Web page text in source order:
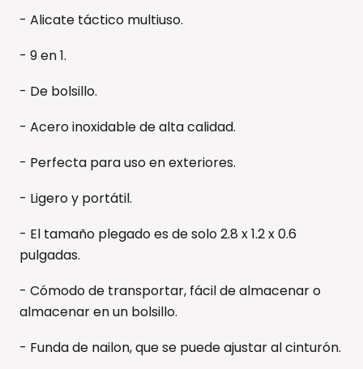
- Alicate táctico multiuso.
- 9 en 1.
- De bolsillo.
- Acero inoxidable de alta calidad.
- Perfecta para uso en exteriores.
- Ligero y portátil.
- El tamaño plegado es de solo 2.8 x 1.2 x 0.6
pulgadas.
- Cómodo de transportar, fácil de almacenar o
almacenar en un bolsillo.
- Funda de nailon, que se puede ajustar al cinturón.